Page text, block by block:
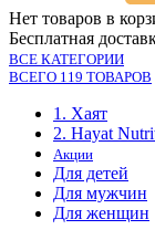
Нет товаров в
Бесплатная
ВСЕ КАТЕГОРИИ
ВСЕГО 119 ТОВАРОВ
1. Хаят
2. Hayat
Акции
Для детей
Для мужчин
Для женщин